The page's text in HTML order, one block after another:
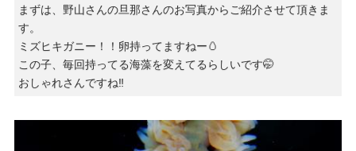
まずは、野山さんの旦那さんのお写真からご紹介させて頂きま
す。
ミズヒキガニー！！卵持ってますねー🥚
この子、毎回持ってる海藻を変えてるらしいです🤭
おしゃれさんですね‼️